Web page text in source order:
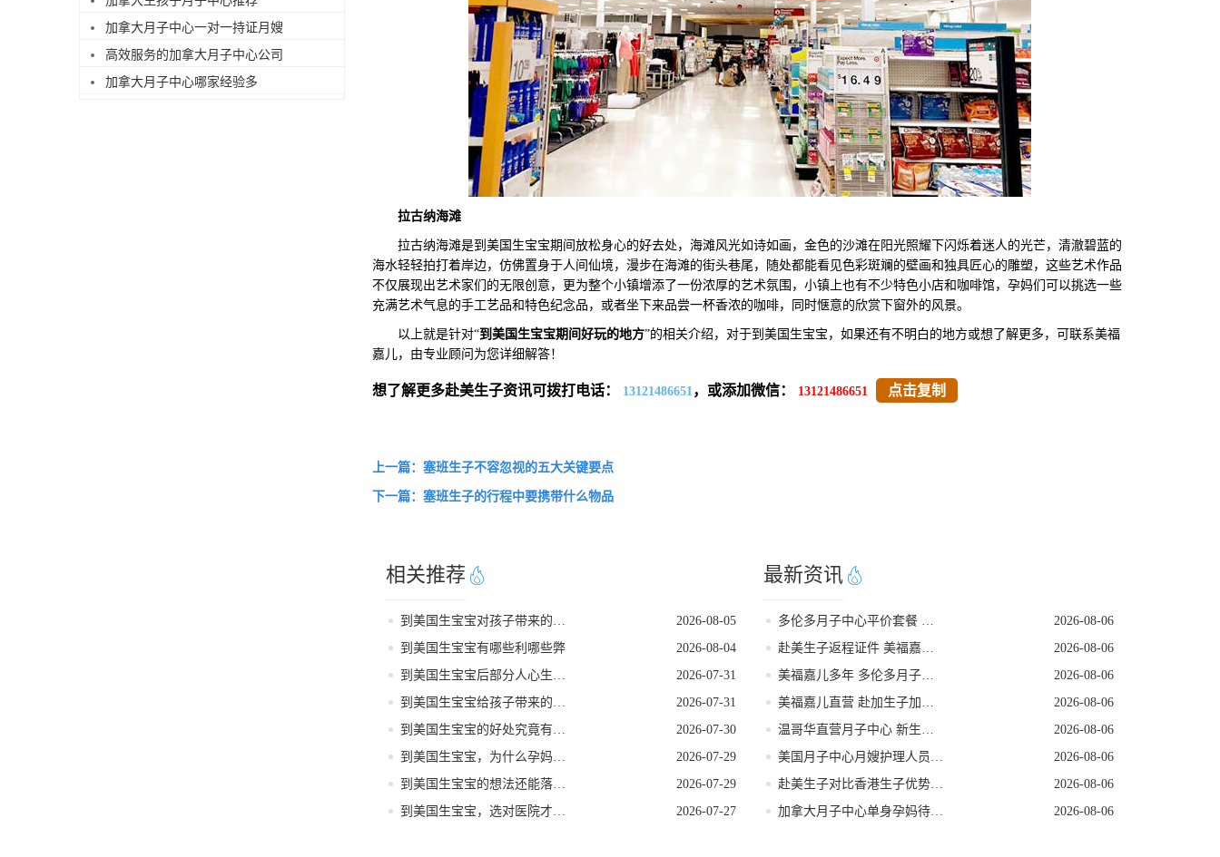
加拿大月子中心一对一持证月嫂
高效服务的加拿大月子中心公司
加拿大月子中心哪家经验多
拉古纳海滩
拉古纳海滩是到美国生宝宝期间放松身心的好去处，海滩风光如诗如画，金色的沙滩在阳光照耀下闪烁着迷人的光芒，清澈碧蓝的
海水轻轻拍打着岸边，仿佛置身于人间仙境，漫步在海滩的街头巷尾，随处都能看见色彩斑斓的壁画和独具匠心的雕塑，这些艺术作品
不仅展现出艺术家们的无限创意，更为整个小镇增添了一份浓厚的艺术氛围，小镇上也有不少特色小店和咖啡馆，孕妈们可以挑选一些
充满艺术气息的手工艺品和特色纪念品，或者坐下来品尝一杯香浓的咖啡，同时惬意的欣赏下窗外的风景。
以上就是针对“到美国生宝宝期间好玩的地方”的相关介绍，对于到美国生宝宝，如果还有不明白的地方或想了解更多，可联系美福
嘉儿，由专业顾问为您详细解答！
想了解更多赴美生子资讯可拨打电话： 13121486651，或添加微信： 13121486651 点击复制
上一篇：塞班生子不容忽视的五大关键要点
下一篇：塞班生子的行程中要携带什么物品
相关推荐
到美国生宝宝对孩子带来的各种好处
2026-08-05
到美国生宝宝有哪些利哪些弊
2026-08-04
到美国生宝宝后部分人心生悔意是怎么回事
2026-07-31
到美国生宝宝给孩子带来的长期发展红利
2026-07-31
到美国生宝宝的好处究竟有哪些
2026-07-30
到美国生宝宝，为什么孕妈们大多首选洛杉矶
2026-07-29
到美国生宝宝的想法还能落地吗
2026-07-29
到美国生宝宝，选对医院才是母婴安心的核心
2026-07-27
最新资讯
多伦多月子中心平价套餐 美福嘉儿直营
2026-08-06
赴美生子返程证件 美福嘉儿直营核对清单
2026-08-06
美福嘉儿多年 多伦多月子中心新生儿体检陪同
2026-08-06
美福嘉儿直营 赴加生子加宝移民科普
2026-08-06
温哥华直营月子中心 新生儿全天专人看护
2026-08-06
美国月子中心月嫂护理人员筛选技巧
2026-08-06
赴美生子对比香港生子优势差距全面分析
2026-08-06
加拿大月子中心单身孕妈待产全程方案
2026-08-06